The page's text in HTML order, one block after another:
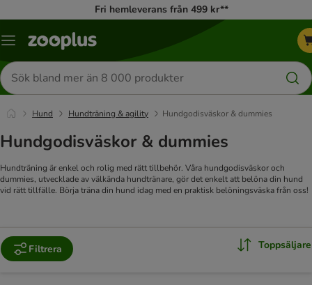
Fri hemleverans från 499 kr**
Katalogmeny
Sök
efter
produkter
Hund Hundträning & agility Hundgodisväskor & dummies
Hundgodisväskor & dummies
Hundträning är enkel och rolig med rätt tillbehör. Våra hundgodisväskor och
dummies, utvecklade av välkända hundtränare, gör det enkelt att belöna din hund
vid rätt tillfälle. Börja träna din hund idag med en praktisk belöningsväska från oss!
Filtrera Toppsäljare